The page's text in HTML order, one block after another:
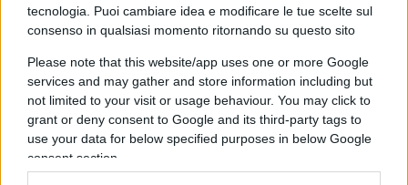
tecnologia. Puoi cambiare idea e modificare le tue scelte sul
consenso in qualsiasi momento ritornando su questo sito
Please note that this website/app uses one or more Google
services and may gather and store information including but
not limited to your visit or usage behaviour. You may click to
grant or deny consent to Google and its third-party tags to
use your data for below specified purposes in below Google
consent section.
non ne cambia la sostanza: una soglia rigida di
assenze — tre, secondo la prima formulazione —
continua a non distinguere tra chi specula
sistematicamente rivendendo il proprio posto ai
match più attesi e chi, semplicemente, non può
essere presente per lavoro, salute o altri impegni
legittimi. Perdere il diritto di rinnovo è una